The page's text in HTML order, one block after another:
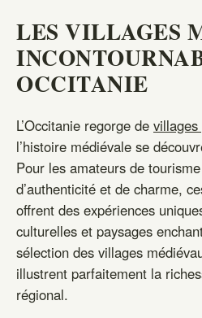
LES VILLAGES
OCCITANIE
L’Occitanie regorge de
l’histoire médiévale se
Pour les amateurs de
d’authenticité et de charme,
offrent des expériences
culturelles et paysages
sélection des villages
illustrent parfaitement la
régional.